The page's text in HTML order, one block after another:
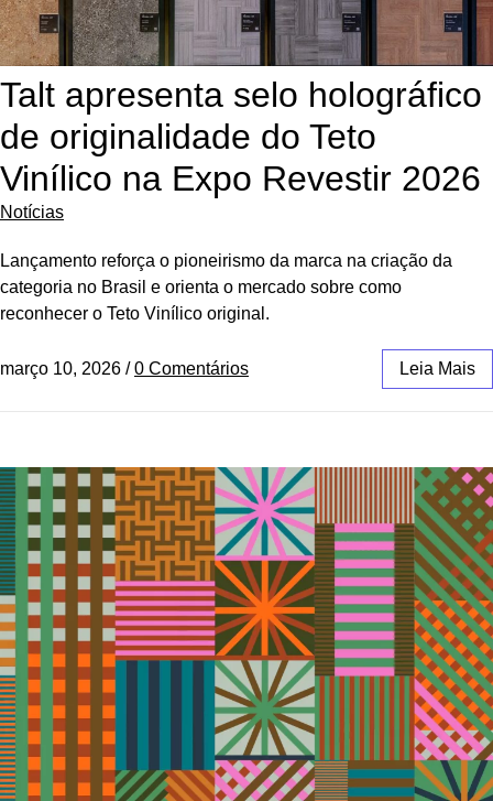
Talt apresenta selo holográfico
de originalidade do Teto
Vinílico na Expo Revestir 2026
Notícias
Lançamento reforça o pioneirismo da marca na criação da
categoria no Brasil e orienta o mercado sobre como
reconhecer o Teto Vinílico original.
março 10, 2026 / 0 Comentários Leia Mais